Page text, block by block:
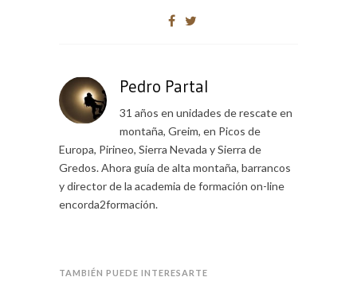
Pedro Partal
31 años en unidades de rescate en
montaña, Greim, en Picos de
Europa, Pirineo, Sierra Nevada y Sierra de
Gredos. Ahora guía de alta montaña, barrancos
y director de la academia de formación on-line
encorda2formación.
TAMBIÉN PUEDE INTERESARTE